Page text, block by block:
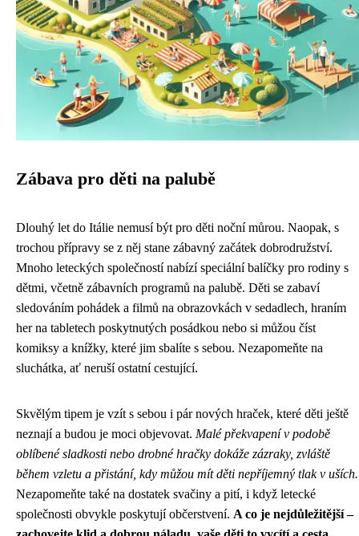
Zábava pro děti na palubě
Dlouhý let do Itálie nemusí být pro děti noční můrou. Naopak, s
trochou přípravy se z něj stane zábavný začátek dobrodružství.
Mnoho leteckých společností nabízí speciální balíčky pro rodiny s
dětmi, včetně zábavních programů na palubě. Děti se zabaví
sledováním pohádek a filmů na obrazovkách v sedadlech, hraním
her na tabletech poskytnutých posádkou nebo si můžou číst
komiksy a knížky, které jim sbalíte s sebou. Nezapomeňte na
sluchátka, ať neruší ostatní cestující.
Skvělým tipem je vzít s sebou i pár nových hraček, které děti ještě
neznají a budou je moci objevovat. Malé překvapení v podobě
oblíbené sladkosti nebo drobné hračky dokáže zázraky, zvláště
během vzletu a přistání, kdy můžou mít děti nepříjemný tlak v uších.
Nezapomeňte také na dostatek svačiny a pití, i když letecké
společnosti obvykle poskytují občerstvení. A co je nejdůležitější –